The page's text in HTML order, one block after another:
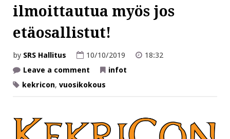
ilmoittautua myös jos
etäosallistut!
by SRS Hallitus 10/10/2019
18:32
Leave a comment
päivitetty
jos
etäosallistut!
infot
kekricon, vuosikokous